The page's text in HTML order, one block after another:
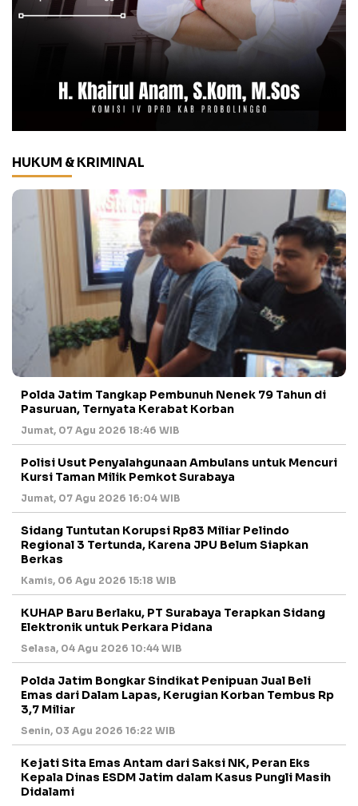
HUKUM & KRIMINAL
Polda Jatim Tangkap Pembunuh Nenek 79 Tahun di
Pasuruan, Ternyata Kerabat Korban
Jumat, 07 Agu 2026 18:46 WIB
Polisi Usut Penyalahgunaan Ambulans untuk Mencuri
Kursi Taman Milik Pemkot Surabaya
Jumat, 07 Agu 2026 16:04 WIB
Sidang Tuntutan Korupsi Rp83 Miliar Pelindo
Regional 3 Tertunda, Karena JPU Belum Siapkan
Berkas
Kamis, 06 Agu 2026 15:18 WIB
KUHAP Baru Berlaku, PT Surabaya Terapkan Sidang
Elektronik untuk Perkara Pidana
Selasa, 04 Agu 2026 10:44 WIB
Polda Jatim Bongkar Sindikat Penipuan Jual Beli
Emas dari Dalam Lapas, Kerugian Korban Tembus Rp
3,7 Miliar
Senin, 03 Agu 2026 16:22 WIB
Kejati Sita Emas Antam dari Saksi NK, Peran Eks
Kepala Dinas ESDM Jatim dalam Kasus Pungli Masih
Didalami